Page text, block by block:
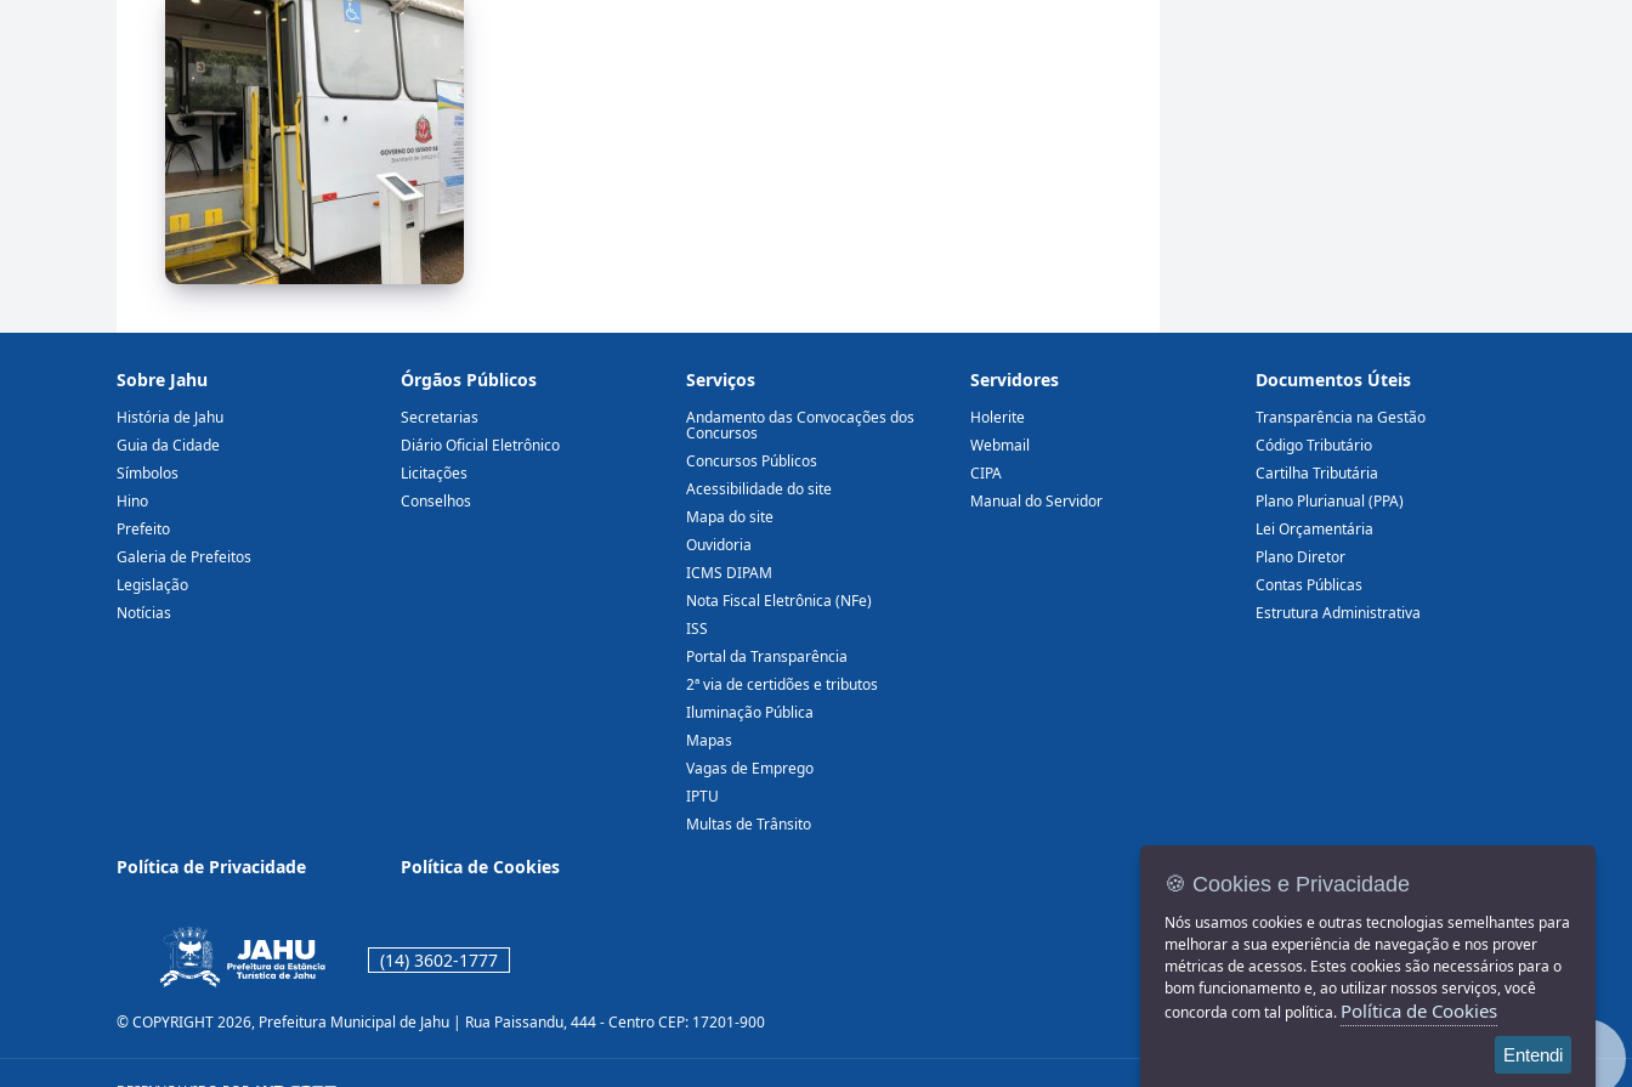
Sobre Jahu
História de Jahu
Guia da Cidade
Símbolos
Hino
Prefeito
Galeria de Prefeitos
Legislação
Notícias
Órgãos Públicos
Secretarias
Diário Oficial Eletrônico
Licitações
Conselhos
Serviços
Andamento das Convocações dos
Concursos
Concursos Públicos
Acessibilidade do site
Mapa do site
Ouvidoria
ICMS DIPAM
Nota Fiscal Eletrônica (NFe)
ISS
Portal da Transparência
2ª via de certidões e tributos
Iluminação Pública
Mapas
Vagas de Emprego
IPTU
Multas de Trânsito
Servidores
Holerite
Webmail
CIPA
Manual do Servidor
Documentos Úteis
Transparência na Gestão
Código Tributário
Cartilha Tributária
Plano Plurianual (PPA)
Lei Orçamentária
Plano Diretor
Contas Públicas
Estrutura Administrativa
Política de Privacidade Política de Cookies
(14) 3602-1777
© COPYRIGHT 2026, Prefeitura Municipal de Jahu | Rua Paissandu, 444 - Centro CEP: 17201-900
🍪 Cookies e Privacidade
Nós usamos cookies e outras tecnologias semelhantes para
melhorar a sua experiência de navegação e nos prover
métricas de acessos. Estes cookies são necessários para o
bom funcionamento e, ao utilizar nossos serviços, você
concorda com tal política. Política de Cookies
Entendi